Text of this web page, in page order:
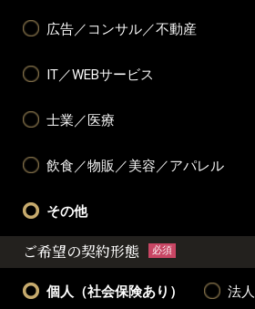
広告／コンサル／不動産
IT／WEBサービス
士業／医療
飲食／物販／美容／アパレル
その他
ご希望の契約形態 必須
個人（社会保険あり） 法